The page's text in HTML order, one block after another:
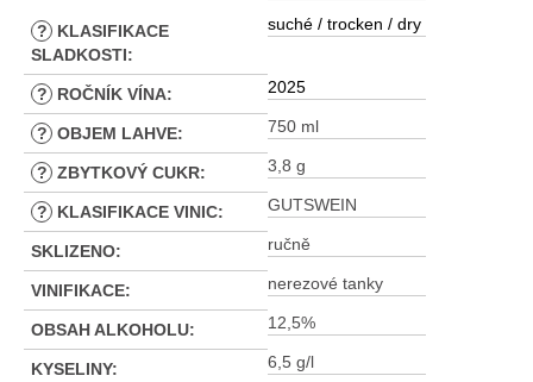
?
KLASIFIKACE
SLADKOSTI:
suché / trocken / dry
? ROČNÍK VÍNA: 2025
? OBJEM LAHVE: 750 ml
? ZBYTKOVÝ CUKR: 3,8 g
? KLASIFIKACE VINIC: GUTSWEIN
SKLIZENO: ručně
VINIFIKACE: nerezové tanky
OBSAH ALKOHOLU: 12,5%
KYSELINY: 6,5 g/l